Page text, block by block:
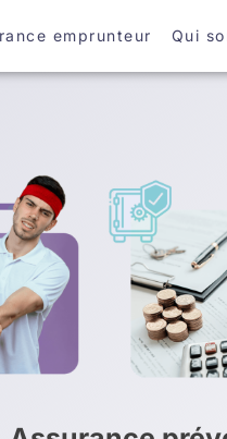
emprunteur Qui